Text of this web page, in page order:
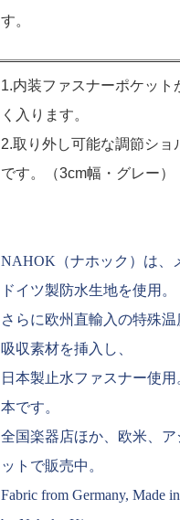
す。
1.内装ファスナーポケット
く入ります。
2.取り外し可能な調節ショ
です。（3cm幅・グレー）
NAHOK（ナホック）は、
ドイツ製防水生地を使用。
さらに欧州直輸入の特殊
吸収素材を挿入し、
日本製止水ファスナー使
本です。
全国楽器店ほか、欧米、
ットで販売中。
Fabric from Germany, Made